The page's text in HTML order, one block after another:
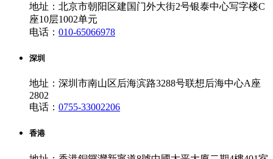
地址：北京市朝阳区建国门外大街2号银泰中心写字楼C
座10层1002单元
电话： 010-65066978
深圳
地址：深圳市南山区后海滨路3288号联想后海中心A座
2802
电话： 0755-33002206
香港